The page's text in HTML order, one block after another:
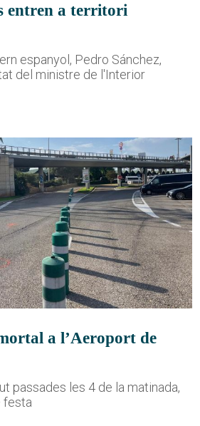
entren a territori
espanyol, Pedro Sánchez,
del ministre de l'Interior
a l’Aeroport de
passades les 4 de la matinada,
festa